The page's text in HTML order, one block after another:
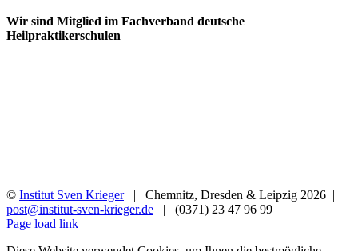
Wir sind Mitglied im Fachverband deutsche
Heilpraktikerschulen
© Institut Sven Krieger| Chemnitz, Dresden & Leipzig 2026 |
post@institut-sven-krieger.de | (0371) 23 47 96 99
Facebook
YouTube
Instagram
Rss
Page load link